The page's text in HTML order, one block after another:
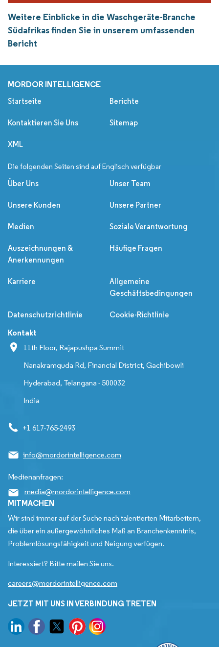
Weitere Einblicke in die Waschgeräte-Branche
Südafrikas finden Sie in unserem umfassenden
Bericht
MORDOR INTELLIGENCE
Startseite Berichte
Kontaktieren Sie Uns Sitemap
XML
Die folgenden Seiten sind auf Englisch verfügbar
Über Uns Unser Team
Unsere Kunden Unsere Partner
Medien Soziale Verantwortung
Auszeichnungen &
Anerkennungen
Häufige Fragen
Karriere
Allgemeine
Geschäftsbedingungen
Datenschutzrichtlinie Cookie-Richtlinie
Kontakt
11th Floor, Rajapushpa Summit
Nanakramguda Rd, Financial District, Gachibowli
Hyderabad, Telangana - 500032
India
+1 617-765-2493
info@mordorintelligence.com
Medienanfragen:
media@mordorintelligence.com
MITMACHEN
Wir sind immer auf der Suche nach talentierten Mitarbeitern,
die über ein außergewöhnliches Maß an Branchenkenntnis,
Problemlösungsfähigkeit und Neigung verfügen.
Interessiert? Bitte mailen Sie uns.
careers@mordorintelligence.com
JETZT MIT UNS IN VERBINDUNG TRETEN